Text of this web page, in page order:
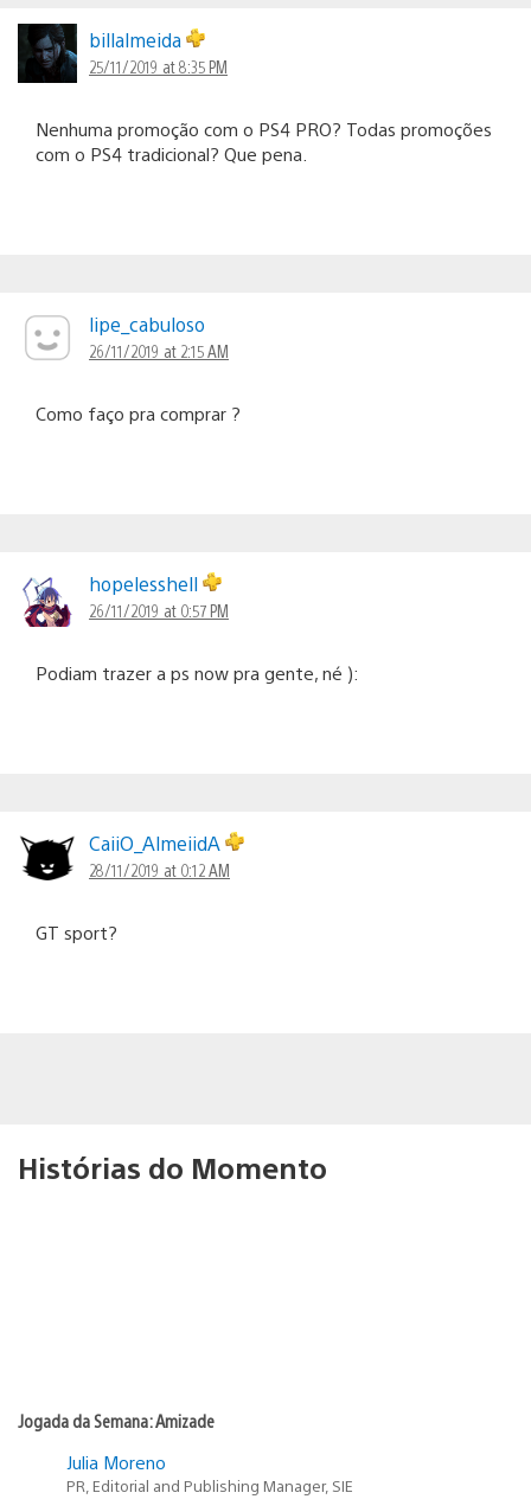
billalmeida
25/11/2019 at 8:35 PM
Nenhuma promoção com o PS4 PRO? Todas promoções
com o PS4 tradicional? Que pena.
lipe_cabuloso
26/11/2019 at 2:15 AM
Como faço pra comprar ?
hopelesshell
26/11/2019 at 0:57 PM
Podiam trazer a ps now pra gente, né ):
CaiiO_AlmeiidA
28/11/2019 at 0:12 AM
GT sport?
Histórias do Momento
Jogada da Semana: Amizade
Julia Moreno
PR, Editorial and Publishing Manager, SIE